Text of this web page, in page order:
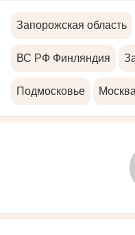
Запорожская область
ВС РФ Финляндия
Подмосковье Москва